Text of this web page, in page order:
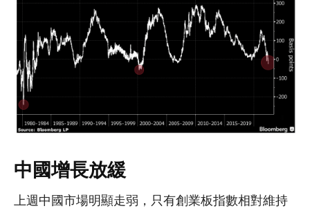
中國增長放緩
上週中國市場明顯走弱，只有創業板指數相對維持